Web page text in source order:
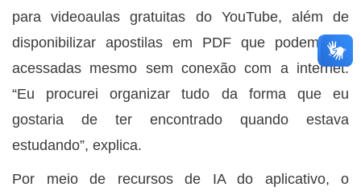
para videoaulas gratuitas do YouTube, além de
disponibilizar apostilas em PDF que podem ser
acessadas mesmo sem conexão com a internet.
“Eu procurei organizar tudo da forma que eu
gostaria de ter encontrado quando estava
estudando”, explica.
Por meio de recursos de IA do aplicativo, o